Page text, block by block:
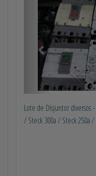
Lote de Disjuntor diversos
/ Steck 300a / Steck 250a /